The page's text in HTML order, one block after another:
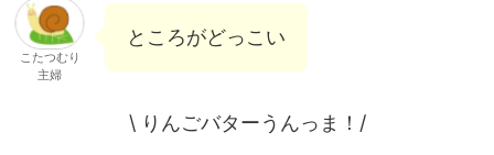
こたつむり
主婦
ところがどっこい
\ りんごバターうんっま！/